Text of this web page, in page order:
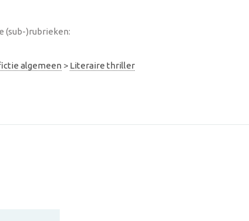
(sub-)rubrieken:
algemeen > Literaire thriller